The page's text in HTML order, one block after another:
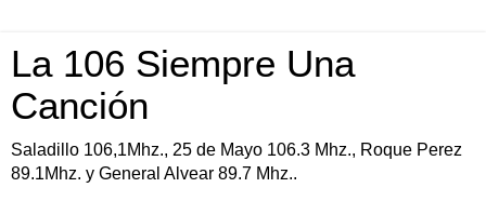
La 106 Siempre Una
Canción
Saladillo 106,1Mhz., 25 de Mayo 106.3 Mhz., Roque Perez
89.1Mhz. y General Alvear 89.7 Mhz..